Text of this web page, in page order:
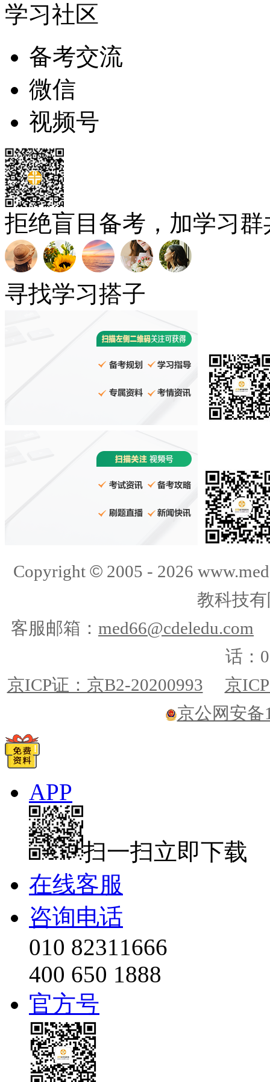
学习社区
备考交流
微信
视频号
拒绝盲目备考，加学习
寻找学习搭子
Copyright ©2005 - 2026
教科技
客服邮箱： med66@cdeledu.com
话：
京ICP证：京B2-20200993
京
京公网安备
APP
扫一扫立即下载
在线客服
咨询电话
010 82311666
400 650 1888
官方号